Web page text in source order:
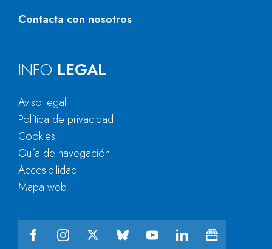
Contacta con nosotros
INFO LEGAL
Aviso legal
Política de privacidad
Cookies
Guía de navegación
Accesibilidad
Mapa web